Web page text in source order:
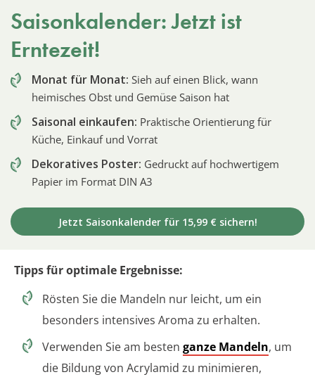
Saisonkalender: Jetzt ist
Erntezeit!
Monat für Monat: Sieh auf einen Blick, wann
heimisches Obst und Gemüse Saison hat
Saisonal einkaufen: Praktische Orientierung für
Küche, Einkauf und Vorrat
Dekoratives Poster: Gedruckt auf hochwertigem
Papier im Format DIN A3
Jetzt Saisonkalender für 15,99 € sichern!
Tipps für optimale Ergebnisse:
Rösten Sie die Mandeln nur leicht, um ein
besonders intensives Aroma zu erhalten.
Verwenden Sie am besten ganze Mandeln, um
die Bildung von Acrylamid zu minimieren,